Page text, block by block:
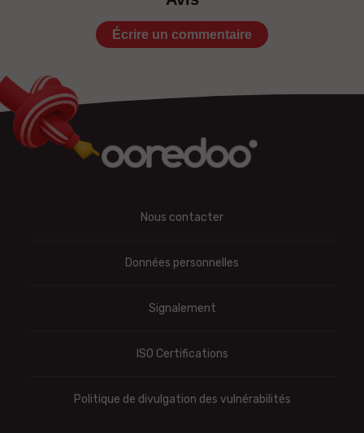
Écrire un commentaire
Nous contacter
Données personnelles
Signalement
ISO Certifications
Politique de divulgation des vulnérabilités